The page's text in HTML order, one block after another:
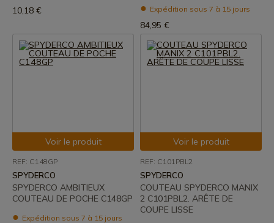
10,18 € Expédition sous 7 à 15 jours
84,95 €
Voir le produit
REF: C148GP
SPYDERCO
SPYDERCO AMBITIEUX
COUTEAU DE POCHE C148GP
Expédition sous 7 à 15 jours
Voir le produit
REF: C101PBL2
SPYDERCO
COUTEAU SPYDERCO MANIX
2 C101PBL2. ARÊTE DE
COUPE LISSE